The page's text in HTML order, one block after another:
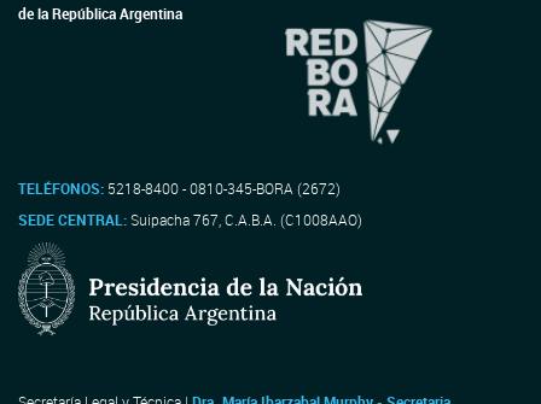
de la República Argentina
TELÉFONOS: 5218-8400 - 0810-345-BORA (2672)
SEDE CENTRAL:Suipacha 767, C.A.B.A. (C1008AAO)